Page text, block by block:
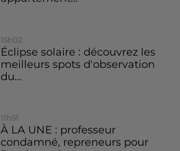
15h02
Éclipse solaire : découvrez les
meilleurs spots d'observation
du...
11h51
À LA UNE : professeur
condamné, repreneurs pour